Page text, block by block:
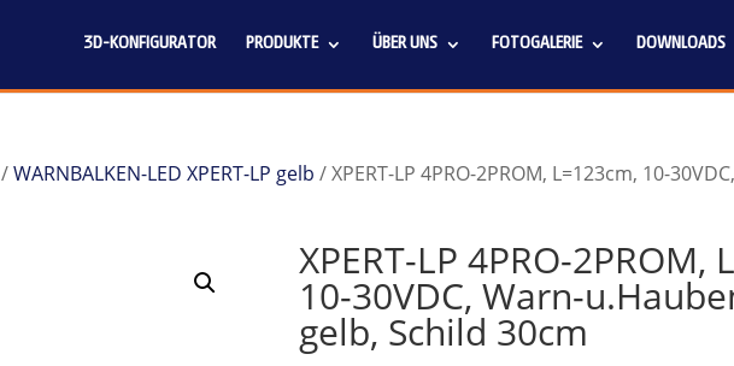
3D-KONFIGURATOR PRODUKTE ÜBER UNS FOTOGALERIE DOWNLOADS
/WARNBALKEN-LED XPERT-LP gelb / XPERT-LP 4PRO-2PROM, L=123cm, 10-
XPERT-LP 4PRO-2PROM,
10-30VDC, Warn-
gelb, Schild 30cm